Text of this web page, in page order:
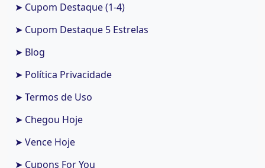
➤ Cupom Destaque (1-4)
➤ Cupom Destaque 5 Estrelas
➤ Blog
➤ Política Privacidade
➤ Termos de Uso
➤ Chegou Hoje
➤ Vence Hoje
➤ Cupons For You